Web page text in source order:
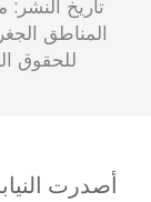
تاريخ النشر:
المناطق
للحقوق
أصدرت